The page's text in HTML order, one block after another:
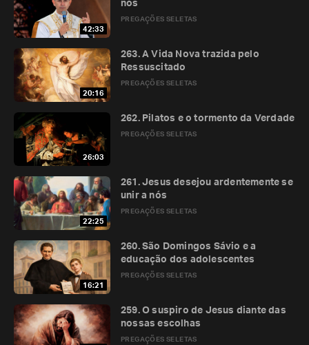
42:33
PREGAÇÕES SELETAS
nós
20:16
PREGAÇÕES SELETAS
263. A Vida Nova trazida pelo
Ressuscitado
26:03
PREGAÇÕES SELETAS
262. Pilatos e o tormento da Verdade
22:25
PREGAÇÕES SELETAS
261. Jesus desejou ardentemente se
unir a nós
16:21
PREGAÇÕES SELETAS
260. São Domingos Sávio e a
educação dos adolescentes
PREGAÇÕES SELETAS
259. O suspiro de Jesus diante das
nossas escolhas